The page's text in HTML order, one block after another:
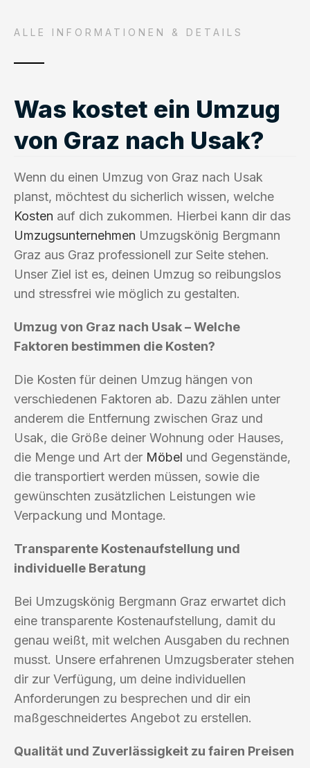
ALLE INFORMATIONEN & DETAILS
Was kostet ein Umzug
von Graz nach Usak?
Wenn du einen Umzug von Graz nach Usak
planst, möchtest du sicherlich wissen, welche
Kosten auf dich zukommen. Hierbei kann dir das
Umzugsunternehmen Umzugskönig Bergmann
Graz aus Graz professionell zur Seite stehen.
Unser Ziel ist es, deinen Umzug so reibungslos
und stressfrei wie möglich zu gestalten.
Umzug von Graz nach Usak – Welche
Faktoren bestimmen die Kosten?
Die Kosten für deinen Umzug hängen von
verschiedenen Faktoren ab. Dazu zählen unter
anderem die Entfernung zwischen Graz und
Usak, die Größe deiner Wohnung oder Hauses,
die Menge und Art der Möbel und Gegenstände,
die transportiert werden müssen, sowie die
gewünschten zusätzlichen Leistungen wie
Verpackung und Montage.
Transparente Kostenaufstellung und
individuelle Beratung
Bei Umzugskönig Bergmann Graz erwartet dich
eine transparente Kostenaufstellung, damit du
genau weißt, mit welchen Ausgaben du rechnen
musst. Unsere erfahrenen Umzugsberater stehen
dir zur Verfügung, um deine individuellen
Anforderungen zu besprechen und dir ein
maßgeschneidertes Angebot zu erstellen.
Qualität und Zuverlässigkeit zu fairen Preisen